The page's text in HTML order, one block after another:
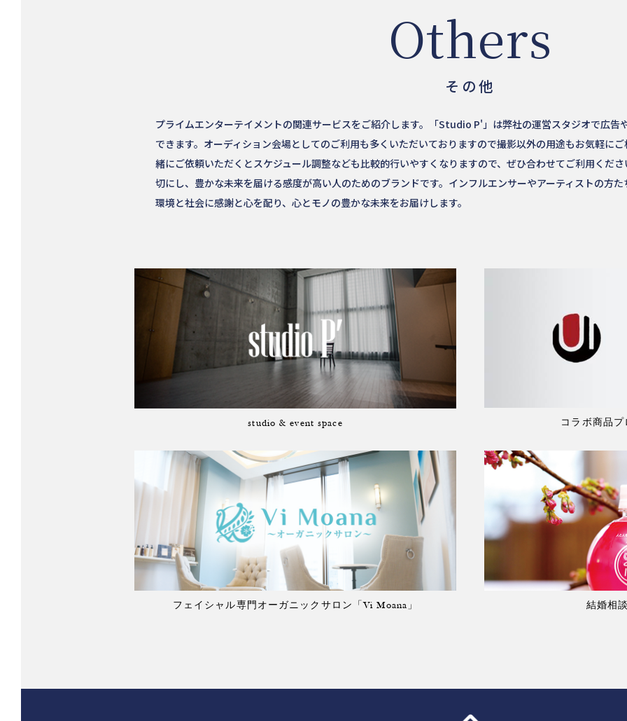
Others
その他
プライムエンターテイメントの関連サービスをご紹介します。「Studio P'」は弊社の運営スタジオで広告
できます。オーディション会場としてのご利用も多くいただいておりますので撮影以外の用途もお気軽に
緒にご依頼いただくとスケジュール調整なども比較的行いやすくなりますので、ぜひ合わせてご利用くだ
切にし、豊かな未来を届ける感度が高い人のためのブランドです。インフルエンサーやアーティストの方た
環境と社会に感謝と心を配り、心とモノの豊かな未来をお届けします。
studio & event space コラボ商品プ
フェイシャル専門オーガニックサロン「Vi Moana」 結婚相